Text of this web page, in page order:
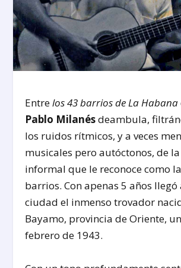
Entrelos 43 barrios de La Habana
Pablo Milanésdeambula,
los ruidos rítmicos, y a veces
musicales pero autóctonos, de
informal que le reconoce como
barrios. Con apenas 5 años llegó
ciudad el inmenso trovador
Bayamo, provincia de Oriente,
febrero de 1943.